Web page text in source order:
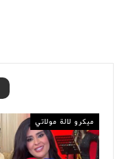
ميكرو لالة مولاتي